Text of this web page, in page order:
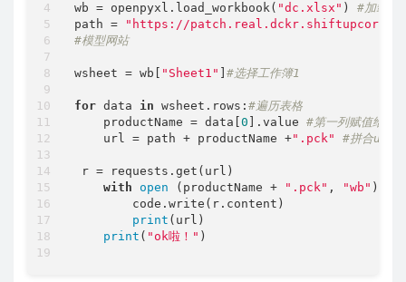
wb = openpyxl.load_workbook( "dc.xlsx" ) #加载有
path =
"https://
#模型网站
wsheet = wb[ "Sheet1" #选择工作簿1
for data in wsheet.rows: #遍历表格
    productName = data[
0 ].value #第一列赋值给
    url = path + productName +
".pck" #拼合url
r = requests.get(url)
with
open (productName + ".pck" , "wb" )
        code.write(r.content)
print (url)
print ( "ok啦！" )